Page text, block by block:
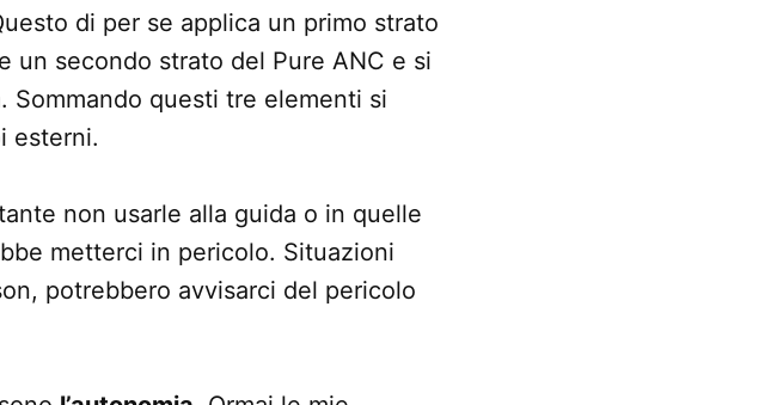
di per se applica un primo strato
un secondo strato del Pure ANC e si
Sommando questi tre elementi si
esterni.
non usarle alla guida o in quelle
metterci in pericolo. Situazioni
potrebbero avvisarci del pericolo